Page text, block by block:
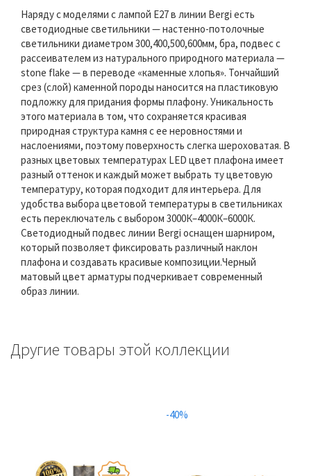
Наряду с моделями с лампой Е27 в линии Bergi есть
светодиодные светильники — настенно-потолочные
светильники диаметром 300,400,500,600мм, бра, подвес с
рассеивателем из натурального природного материала —
stone flake — в переводе «каменные хлопья». Тончайший
срез (слой) каменной породы наносится на пластиковую
подложку для придания формы плафону. Уникальность
этого материала в том, что сохраняется красивая
природная структура камня с ее неровностями и
наслоениями, поэтому поверхность слегка шероховатая. В
разных цветовых температурах LED цвет плафона имеет
разный оттенок и каждый может выбрать ту цветовую
температуру, которая подходит для интерьера. Для
удобства выбора цветовой температуры в светильниках
есть переключатель с выбором 3000К–4000К–6000К.
Светодиодный подвес линии Bergi оснащен шарниром,
который позволяет фиксировать различный наклон
плафона и создавать красивые композиции.Черный
матовый цвет арматуры подчеркивает современный
образ линии.
Другие товары этой коллекции
-40%